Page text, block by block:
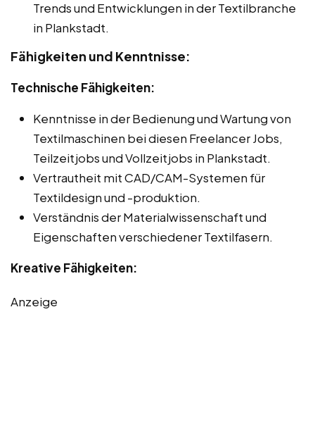
Trends und Entwicklungen in der Textilbranche
in Plankstadt.
Fähigkeiten und Kenntnisse:
Technische Fähigkeiten:
Kenntnisse in der Bedienung und Wartung von
Textilmaschinen bei diesen Freelancer Jobs,
Teilzeitjobs und Vollzeitjobs in Plankstadt.
Vertrautheit mit CAD/CAM-Systemen für
Textildesign und -produktion.
Verständnis der Materialwissenschaft und
Eigenschaften verschiedener Textilfasern.
Kreative Fähigkeiten:
Anzeige